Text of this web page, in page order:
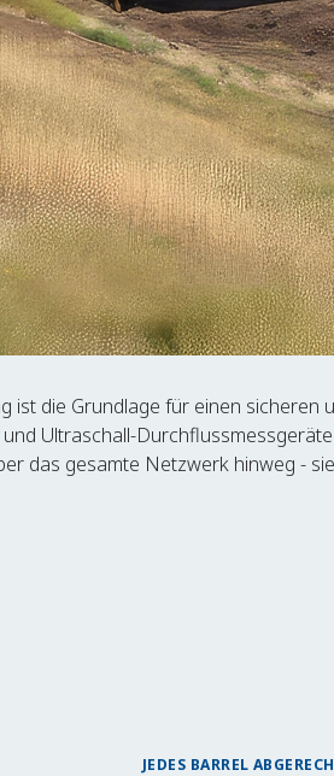
ist die Grundlage für einen sicheren
Ultraschall-
das gesamte Netzwerk hinweg - sie
JEDES BARREL